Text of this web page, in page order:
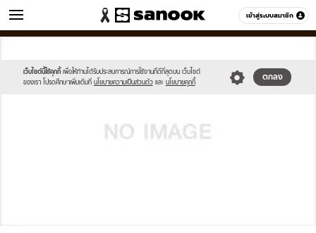
เข้าสู่ระบบสมาชิก
ข่าว หมวดอื่นๆ
เว็บไซต์นี้ใช้คุกกี้ เพื่อให้ท่านได้รับประสบการณ์การใช้งานที่ดีที่สุดบน เว็บไซต์
ของเรา โปรดศึกษาเพิ่มเติมที่ นโยบายความเป็นส่วนตัว และ นโยบายคุกกี้
ตกลง
sanook.png
image.jpg